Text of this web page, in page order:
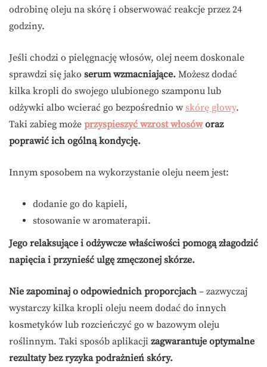
odrobinę oleju na skórę i obserwować reakcje przez 24
godziny.
Jeśli chodzi o pielęgnację włosów, olej neem doskonale
sprawdzi się jako serum wzmacniające. Możesz dodać
kilka kropli do swojego ulubionego szamponu lub
odżywki albo wcierać go bezpośrednio w skórę głowy.
Taki zabieg może przyspieszyć wzrost włosóworaz
poprawić ich ogólną kondycję.
Innym sposobem na wykorzystanie oleju neem jest:
dodanie go do kąpieli,
stosowanie w aromaterapii.
Jego relaksujące i odżywcze właściwości pomogą złagodzić
napięcia i przynieść ulgę zmęczonej skórze.
Nie zapominaj o odpowiednich proporcjach – zazwyczaj
wystarczy kilka kropli oleju neem dodać do innych
kosmetyków lub rozcieńczyć go w bazowym oleju
roślinnym. Taki sposób aplikacji zagwarantuje optymalne
rezultaty bez ryzyka podrażnień skóry.